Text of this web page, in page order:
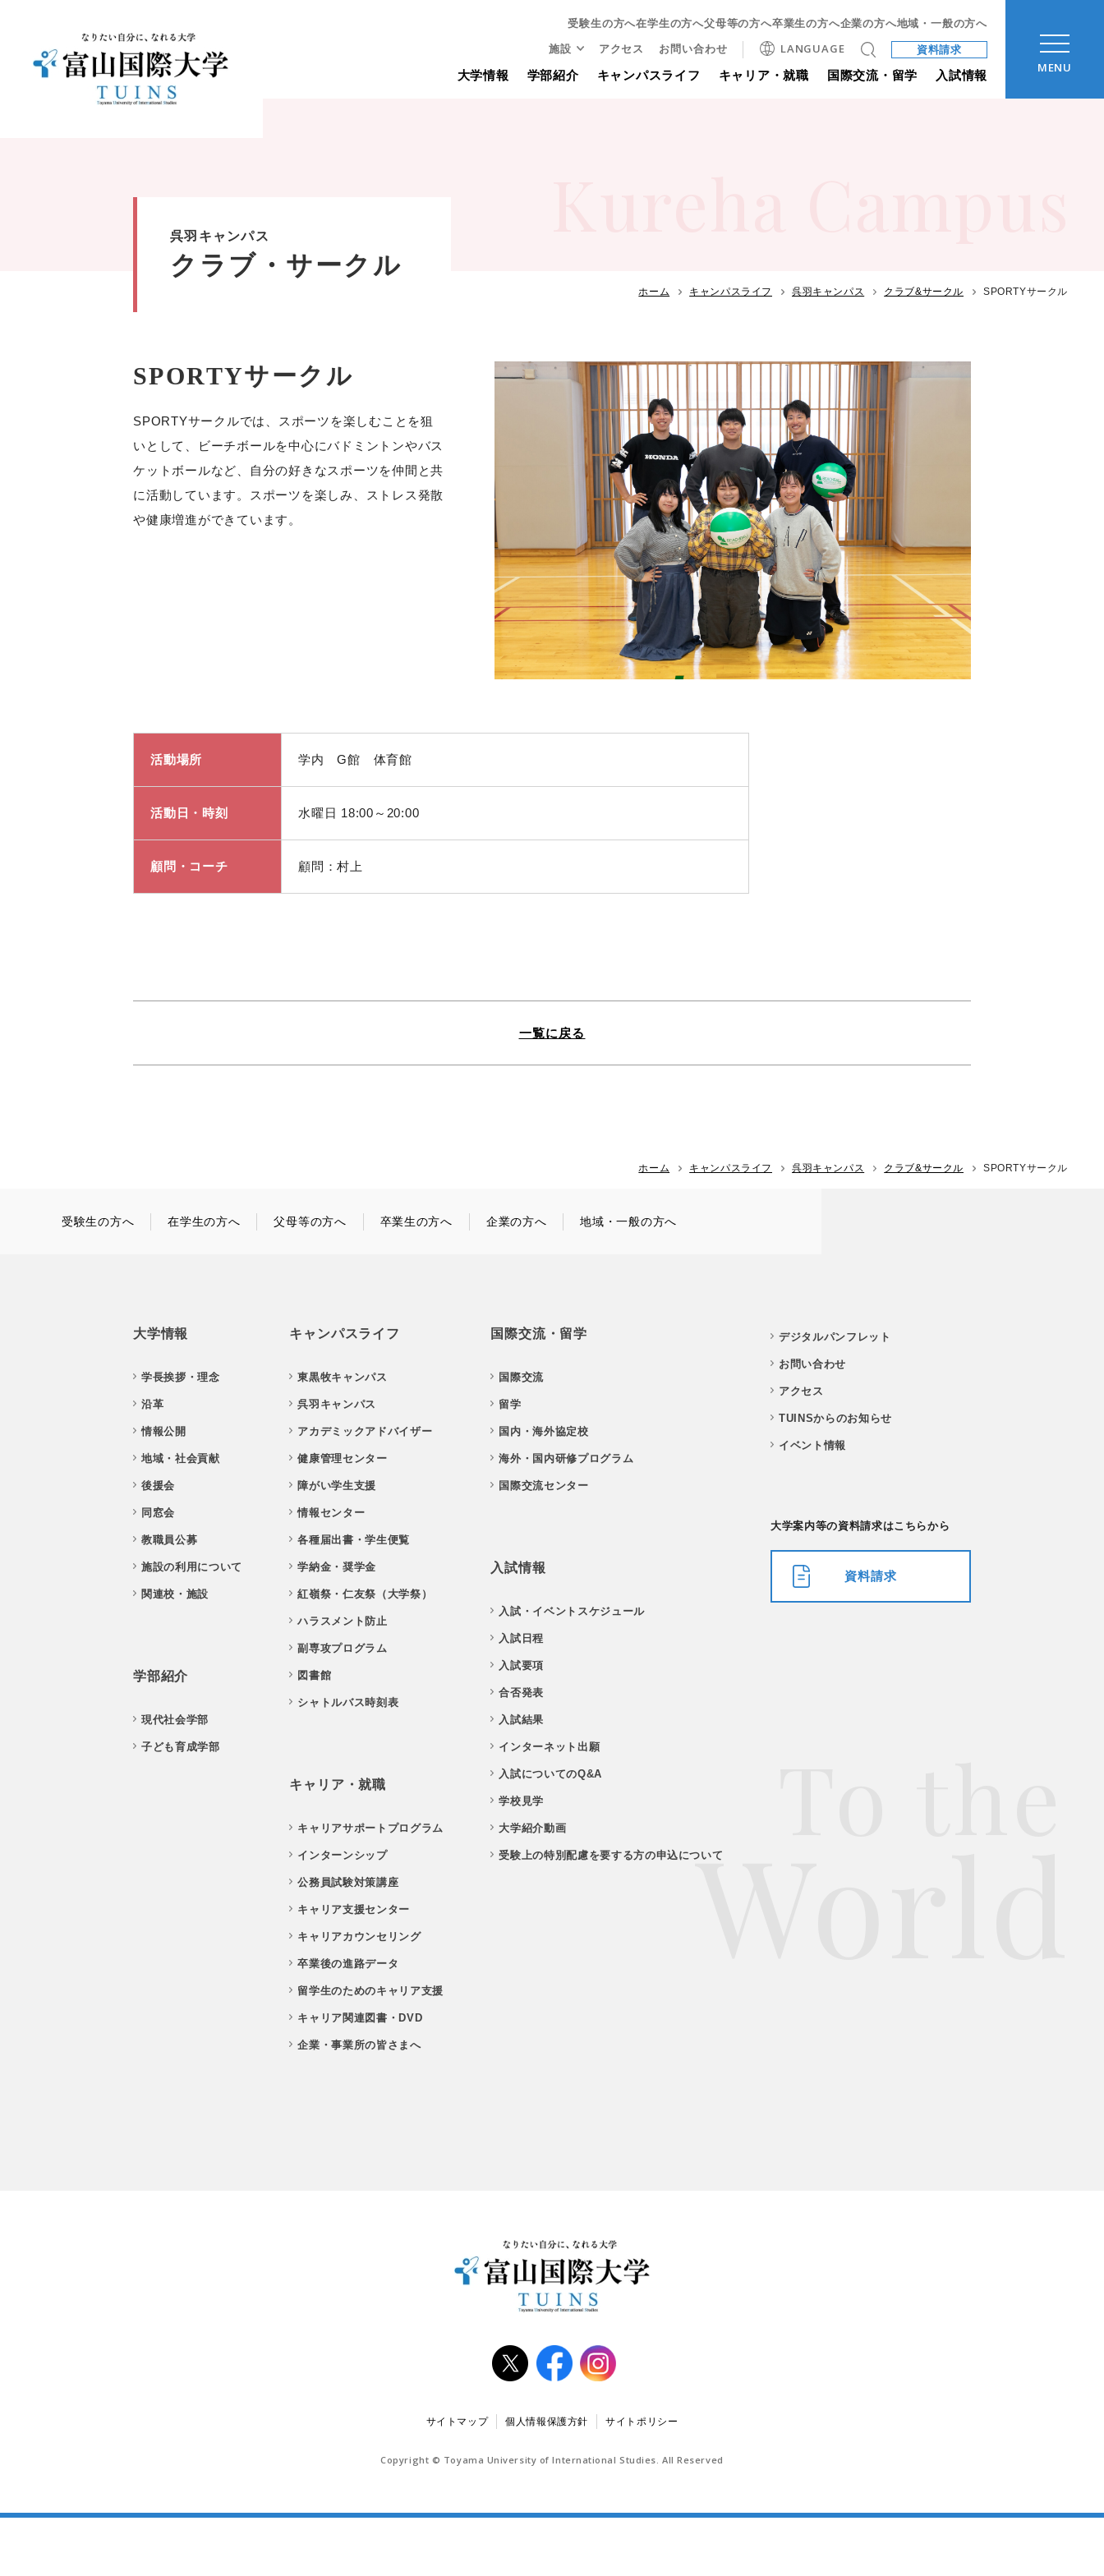
受験生の方へ在学生の方へ父母等の方へ卒業生の方へ企業の方へ地域・一般の方へ
施設 アクセス お問い合わせ LANGUAGE 資料請求
大学情報 学部紹介 キャンパスライフ キャリア・就職 国際交流・留学 入試情報
MENU
ホーム キャンパスライフ 呉羽キャンパス クラブ&サークル SPORTYサークル
呉羽キャンパス
クラブ・サークル
SPORTYサークル
SPORTYサークルでは、スポーツを楽しむことを狙
いとして、ビーチボールを中心にバドミントンやバス
ケットボールなど、自分の好きなスポーツを仲間と共
に活動しています。スポーツを楽しみ、ストレス発散
や健康増進ができています。
活動場所 学内 G館 体育館
活動日・時刻 水曜日 18:00～20:00
顧問・コーチ 顧問：村上
一覧に戻る
ホーム キャンパスライフ 呉羽キャンパス クラブ&サークル SPORTYサークル
World
受験生の方へ 在学生の方へ 父母等の方へ 卒業生の方へ 企業の方へ 地域・一般の方へ
大学情報
学長挨拶・理念
沿革
情報公開
地域・社会貢献
後援会
同窓会
教職員公募
施設の利用について
関連校・施設
学部紹介
現代社会学部
子ども育成学部
キャンパスライフ
東黒牧キャンパス
呉羽キャンパス
アカデミックアドバイザー
健康管理センター
障がい学生支援
情報センター
各種届出書・学生便覧
学納金・奨学金
紅嶺祭・仁友祭（大学祭）
ハラスメント防止
副専攻プログラム
図書館
シャトルバス時刻表
キャリア・就職
キャリアサポートプログラム
インターンシップ
公務員試験対策講座
キャリア支援センター
キャリアカウンセリング
卒業後の進路データ
留学生のためのキャリア支援
キャリア関連図書・DVD
企業・事業所の皆さまへ
国際交流・留学
国際交流
留学
国内・海外協定校
海外・国内研修プログラム
国際交流センター
入試情報
入試・イベントスケジュール
入試日程
入試要項
合否発表
入試結果
インターネット出願
入試についてのQ&A
学校見学
大学紹介動画
受験上の特別配慮を要する方の申込について
デジタルパンフレット
お問い合わせ
アクセス
TUINSからのお知らせ
イベント情報
大学案内等の資料請求はこちらから
資料請求
サイトマップ 個人情報保護方針 サイトポリシー
Copyright © Toyama University of International Studies. All Reserved